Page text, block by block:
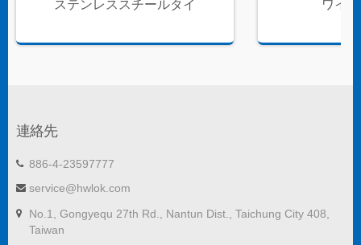
ステンレススチールタイ ワイ
連絡先
886-4-23597777
service@hwlok.com
No.1, Gongyequ 27th Rd., Nantun Dist., Taichung City 408,
Taiwan